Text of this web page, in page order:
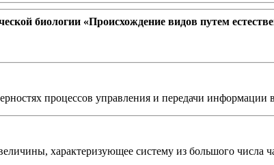
биологии «Происхождение видов путем
процессов управления и передачи
характеризующее систему из большого числа